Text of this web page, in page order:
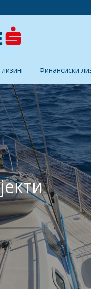
Финансиски